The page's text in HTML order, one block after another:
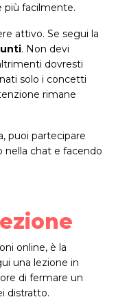
più facilmente.
attivo. Se segui la
. Non devi
dovresti
solo i concetti
rimane
puoi partecipare
nella chat e facendo
online, è la
una lezione in
di fermare un
distratto.